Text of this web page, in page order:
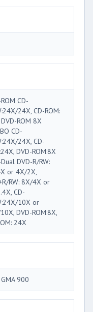
CD-
24X, CD-ROM:
ROM 8X
CD-
24X, CD-
DVD-ROM:8X
DVD-R/RW:
or 4X/2X,
RW: 8X/4X or
CD-
10X or
DVD-ROM:8X,
24X
900